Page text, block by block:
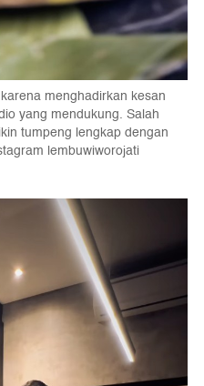
menghadirkan kesan
yang mendukung. Salah
tumpeng lengkap dengan
lembuwiworojati